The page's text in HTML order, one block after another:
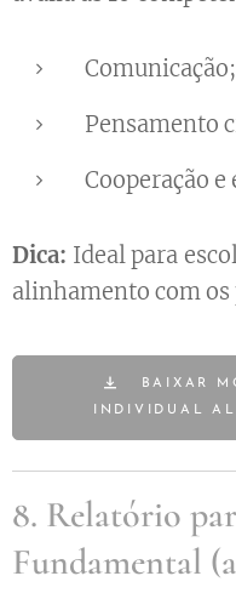
Comunicação;
Pensamento
Cooperação e
Dica: Ideal para
alinhamento com
BAIXAR
INDIVIDUAL
8. Relatório
Fundamental